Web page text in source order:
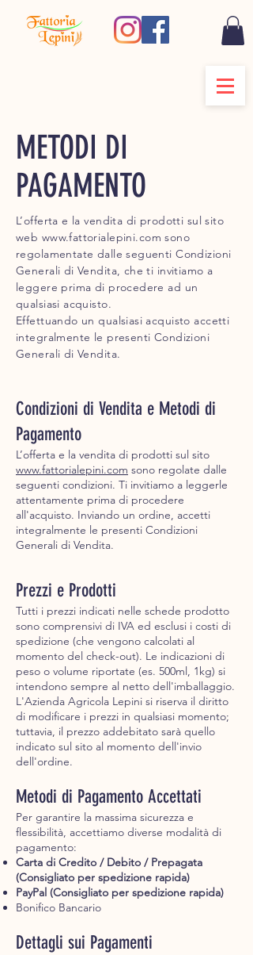
METODI DI
PAGAMENTO
L’offerta e la vendita di prodotti sul sito
web www.fattorialepini.com sono
regolamentate dalle seguenti Condizioni
Generali di Vendita, che ti invitiamo a
leggere prima di procedere ad un
qualsiasi acquisto.
Effettuando un qualsiasi acquisto accetti
integralmente le presenti Condizioni
Generali di Vendita.
Condizioni di Vendita e Metodi di
Pagamento
L’offerta e la vendita di prodotti sul sito
www.fattorialepini.com sono regolate dalle
seguenti condizioni. Ti invitiamo a leggerle
attentamente prima di procedere
all'acquisto. Inviando un ordine, accetti
integralmente le presenti Condizioni
Generali di Vendita.
Prezzi e Prodotti
Tutti i prezzi indicati nelle schede prodotto
sono comprensivi di IVA ed esclusi i costi di
spedizione (che vengono calcolati al
momento del check-out). Le indicazioni di
peso o volume riportate (es. 500ml, 1kg) si
intendono sempre al netto dell'imballaggio.
L'Azienda Agricola Lepini si riserva il diritto
di modificare i prezzi in qualsiasi momento;
tuttavia, il prezzo addebitato sarà quello
indicato sul sito al momento dell'invio
dell'ordine.
Metodi di Pagamento Accettati
Per garantire la massima sicurezza e
flessibilità, accettiamo diverse modalità di
pagamento:
Carta di Credito / Debito / Prepagata
(Consigliato per spedizione rapida)
PayPal (Consigliato per spedizione rapida)
Bonifico Bancario
Dettagli sui Pagamenti